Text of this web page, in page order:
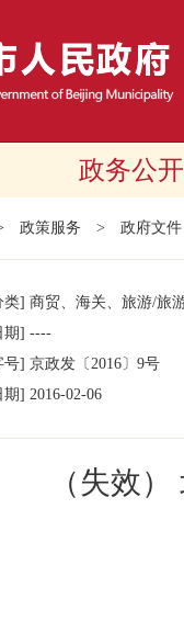
政务公开
政策服务 > 政府文件
类] 商贸、海关、旅游/旅
期] ----
号] 京政发 〔2016〕 9号
期] 2016-02-06
（失效